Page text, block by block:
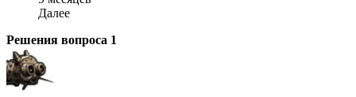
Далее
Решения вопроса 1